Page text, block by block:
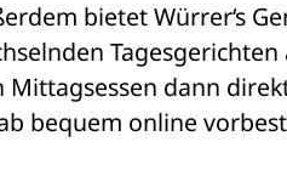
bietet Würrer‘s
Mittagsessen dann
bequem online